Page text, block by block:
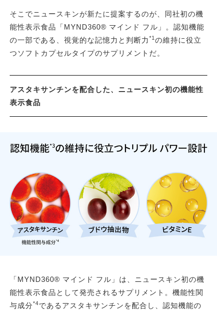
そこでニュースキンが新たに提案するのが、同社初の機
能性表示食品「MYND360® マインド フル」。認知機能
の一部である、視覚的な記憶力と判断力 *1の維持に役立
つソフトカプセルタイプのサプリメントだ。
アスタキサンチンを配合した、ニュースキン初の機能性
表示食品
「MYND360® マインド フル」は、ニュースキン初の機
能性表示食品として発売されるサプリメント。機能性関
与成分*4であるアスタキサンチンを配合し、認知機能の